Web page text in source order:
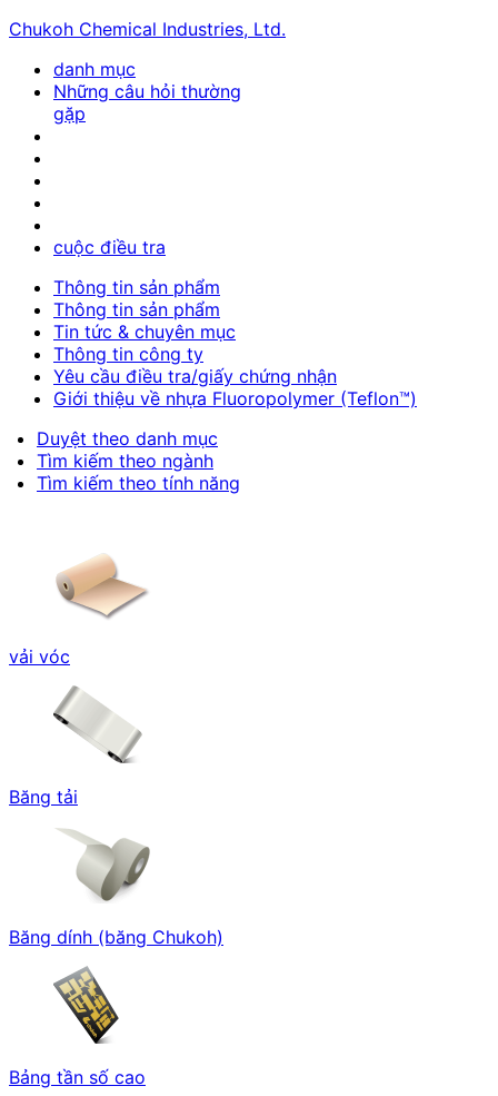
Chukoh Chemical Industries, Ltd.
danh mục
Những câu hỏi thường
gặp
cuộc điều tra
Thông tin sản phẩm
Thông tin sản phẩm
Tin tức & chuyên mục
Thông tin công ty
Yêu cầu điều tra/giấy chứng nhận
Giới thiệu về nhựa Fluoropolymer (Teflon™)
Duyệt theo danh mục
Tìm kiếm theo ngành
Tìm kiếm theo tính năng
vải vóc
Băng tải
Băng dính (băng Chukoh)
Bảng tần số cao